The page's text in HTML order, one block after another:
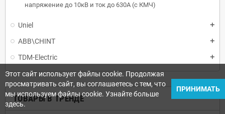
напряжение до 10кВ и ток до 630А (с КМЧ)
Uniel
ABB\CHINT
TDM-Electric
ТОВАРЫ В ТРЕНДЕ
Этот сайт использует файлы cookie. Продолжая
просматривать сайт, вы соглашаетесь с тем, что
мы используем файлы cookie. Узнайте больше
здесь.
ПРИНИМАТЬ